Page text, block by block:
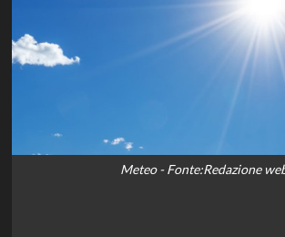
Meteo - Fonte:Redazione